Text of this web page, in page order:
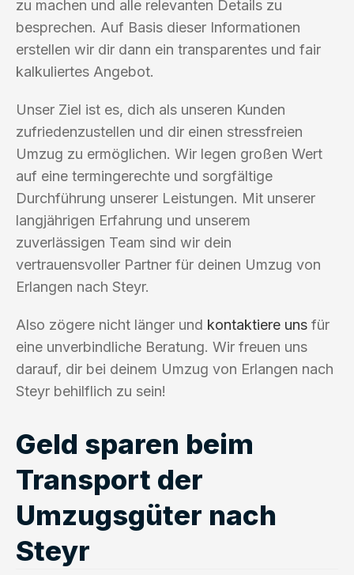
zu machen und alle relevanten Details zu
besprechen. Auf Basis dieser Informationen
erstellen wir dir dann ein transparentes und fair
kalkuliertes Angebot.
Unser Ziel ist es, dich als unseren Kunden
zufriedenzustellen und dir einen stressfreien
Umzug zu ermöglichen. Wir legen großen Wert
auf eine termingerechte und sorgfältige
Durchführung unserer Leistungen. Mit unserer
langjährigen Erfahrung und unserem
zuverlässigen Team sind wir dein
vertrauensvoller Partner für deinen Umzug von
Erlangen nach Steyr.
Also zögere nicht länger und kontaktiere uns für
eine unverbindliche Beratung. Wir freuen uns
darauf, dir bei deinem Umzug von Erlangen nach
Steyr behilflich zu sein!
Geld sparen beim
Transport der
Umzugsgüter nach
Steyr